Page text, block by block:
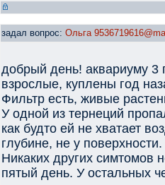
задал вопрос: Ольга
добрый день! аквариуму 3
взрослые, куплены год
Фильтр есть, живые
У одной из тернеций
как будто ей не хватает
глубине, не у
Никаких других симтомов
пятый день. У остальных